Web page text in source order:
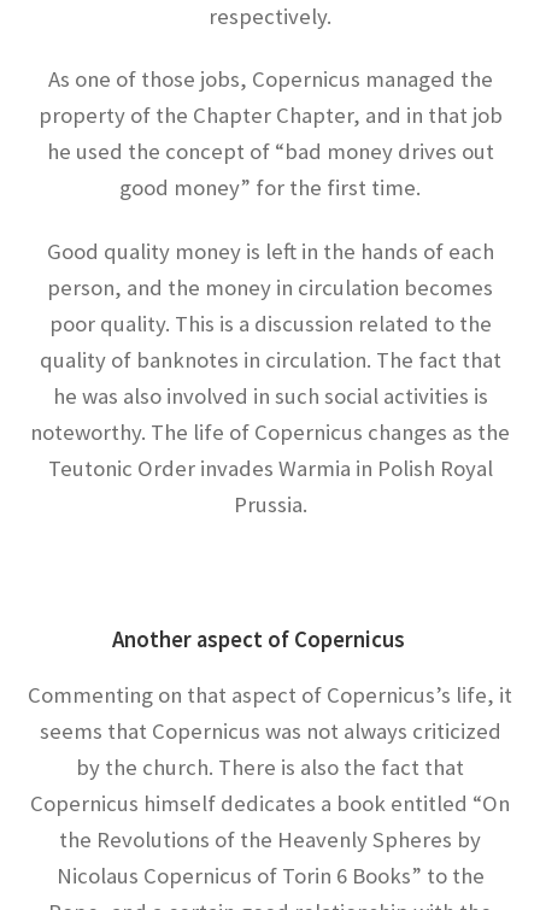
【実証論の立場から認識の問題を議論】
エルヴィン・シュレディンガー
【仮想の猫を使った思考実験で量子的に実在を
考察】
エンリコ・フェルミ
【マンハッタン計画に参画し排他律に従う原理
を構築した一人】
【数学者にして革命家_体論や群論を確立】
エヴァリスト・ガロア（Évariste Galois)
【数学者にして革命家_体論や群論を確立】
respectively.
As one of those jobs, Copernicus managed the
property of the Chapter Chapter, and in that job
he used the concept of “bad money drives out
good money” for the first time.
Good quality money is left in the hands of each
person, and the money in circulation becomes
poor quality. This is a discussion related to the
quality of banknotes in circulation. The fact that
he was also involved in such social activities is
noteworthy. The life of Copernicus changes as the
Teutonic Order invades Warmia in Polish Royal
Prussia.
Another aspect of Copernicus
Commenting on that aspect of Copernicus’s life, it
seems that Copernicus was not always criticized
by the church. There is also the fact that
Copernicus himself dedicates a book entitled “On
the Revolutions of the Heavenly Spheres by
Nicolaus Copernicus of Torin 6 Books” to the